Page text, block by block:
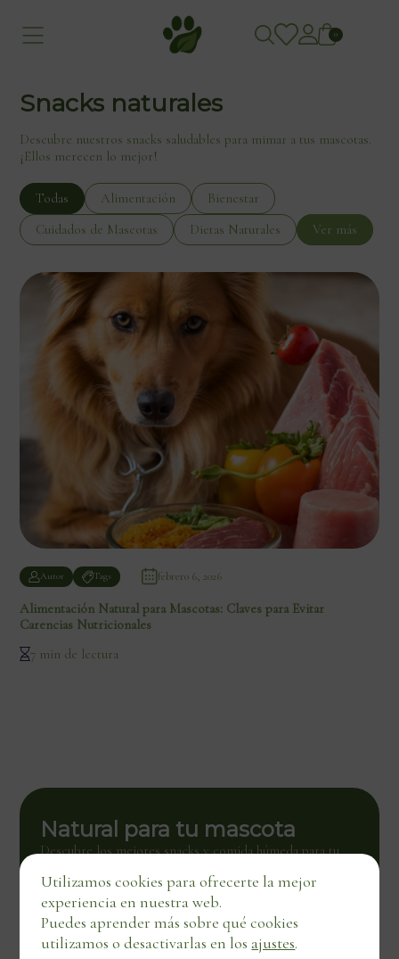
0
Snacks naturales
Descubre nuestros snacks saludables para mimar a tus mascotas.
¡Ellos merecen lo mejor!
Todas Alimentación
Bienestar
Cuidados de Mascotas
Dietas Naturales Ver más
Autor Tags febrero 6, 2026
Alimentación Natural para Mascotas: Claves para Evitar
Carencias Nutricionales
7 min de lectura
Natural para tu mascota
Descubre los mejores snacks y comida húmeda para tu
negocios locales.
Ver tienda
Utilizamos cookies para ofrecerte la mejor
experiencia en nuestra web.
Puedes aprender más sobre qué cookies
utilizamos o desactivarlas en los ajustes.